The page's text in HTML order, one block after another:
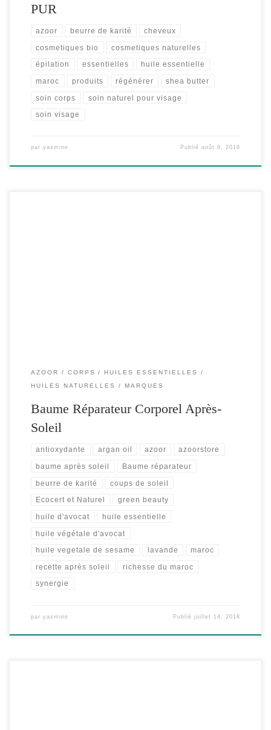
PUR
azoor beurre de karité cheveux
cosmetiques bio cosmetiques naturelles
épilation essentielles huile essentielle
maroc produits régénérer shea butter
soin corps soin naturel pour visage
soin visage
par yasmine Publiéaoût 9, 2018
AZOOR CORPS
HUILES ESSENTIELLES
HUILES NATURELLES
MARQUES
Baume Réparateur Corporel Après-
Soleil
antioxydante argan oil azoor azoorstore
baume après soleil Baume réparateur
beurre de karité coups de soleil
Ecocert et Naturel green beauty
huile d'avocat huile essentielle
huile végétale d'avocat
huile vegetale de sesame lavande maroc
recette après soleil richesse du maroc
synergie
par yasmine Publiéjuillet 14, 2018